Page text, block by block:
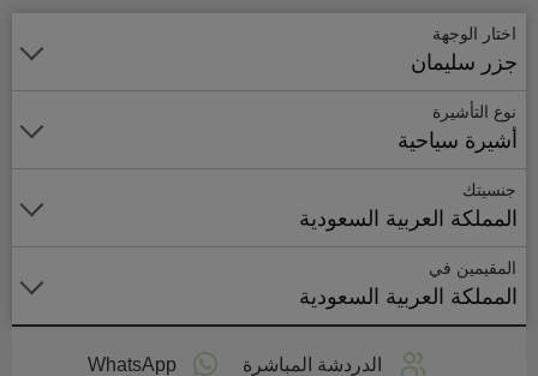
اختار الوجهة
جزر سليمان
نوع التأشيرة
أشيرة سياحية
جنسيتك
المملكة العربية السعودية
المقيمين في
المملكة العربية السعودية
الدردشة المباشرة WhatsApp